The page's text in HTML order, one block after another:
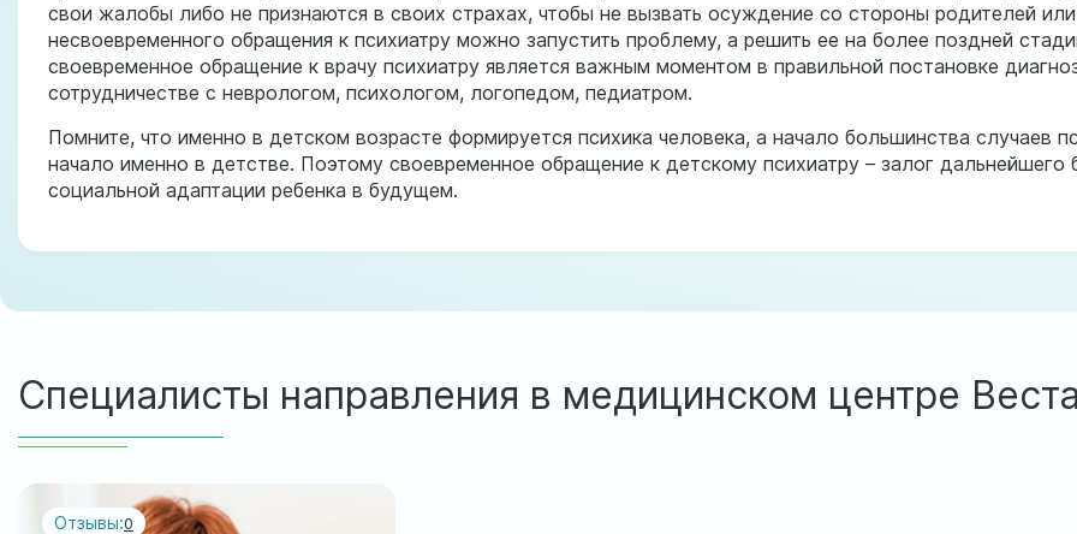
свои жалобы либо не признаются в своих страхах, чтобы не вызвать осуждение со стороны родителей
несвоевременного обращения к психиатру можно запустить проблему, а решить ее на более поздней
своевременное обращение к врачу психиатру является важным моментом в правильной постановке
сотрудничестве с неврологом, психологом, логопедом, педиатром.
Помните, что именно в детском возрасте формируется психика человека, а начало большинства случаев
начало именно в детстве. Поэтому своевременное обращение к детскому психиатру – залог дальнейшего
социальной адаптации ребенка в будущем.
Специалисты направления в медицинском центре
Отзывы:0